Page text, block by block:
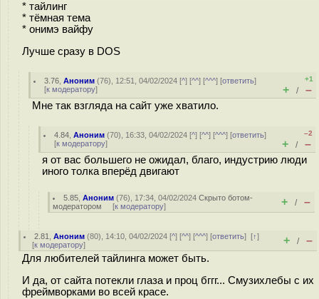
* тайлинг
* тёмная тема
* онимэ вайфу
Лучше сразу в DOS
3.76 ,Аноним (76), 12:51, 04/02/2024 [^] [^^] [^^^] [ответить]
[к модератору]
+1
+ / –
Мне так взгляда на сайт уже хватило.
4.84 ,Аноним (70), 16:33, 04/02/2024 [^] [^^] [^^^] [ответить]
[к модератору]
–2
+ / –
я от вас большего не ожидал, благо, индустрию люди
иного толка вперёд двигают
5.85 ,Аноним (76), 17:34, 04/02/2024Скрыто ботом-
модератором [к модератору] + / –
2.81 ,Аноним (80), 14:10, 04/02/2024 [^] [^^] [^^^] [ответить][↑]
[к модератору] + / –
Для любителей тайлинга может быть.
И да, от сайта потекли глаза и проц бггг... Смузихлебы с их
фреймворками во всей красе.